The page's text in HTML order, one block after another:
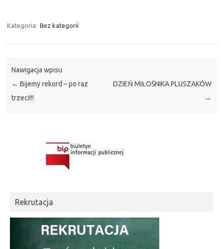
Kategoria: Bez kategorii
Nawigacja wpisu
← Bijemy rekord – po raz
trzeci!!!
DZIEŃ MIŁOŚNIKA PLUSZAKÓW
→
Rekrutacja